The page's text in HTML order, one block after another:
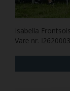
Isabella
Vare nr.